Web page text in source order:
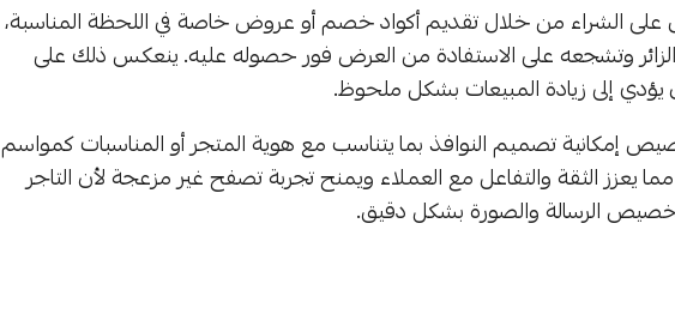
على الشراء من خلال تقديم أكواد خصم أو عروض خاصة في اللحظة المناسبة،
الزائر وتشجعه على الاستفادة من العرض فور حصوله عليه. ينعكس ذلك على
إلى زيادة المبيعات بشكل ملحوظ.
إمكانية تصميم النوافذ بما يتناسب مع هوية المتجر أو المناسبات كمواسم
يعزز الثقة والتفاعل مع العملاء ويمنح تجربة تصفح غير مزعجة لأن التاجر
الرسالة والصورة بشكل دقيق.